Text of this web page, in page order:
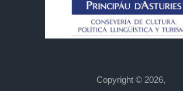
Copyright © 2026,